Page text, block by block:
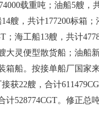
载重吨；油船5艘，
艘，共计177200标箱
；海工船13艘，共计
大灵便型散货船；油船
箱船。按接单船厂国家
获22艘，合计
计528774CGT。修正总